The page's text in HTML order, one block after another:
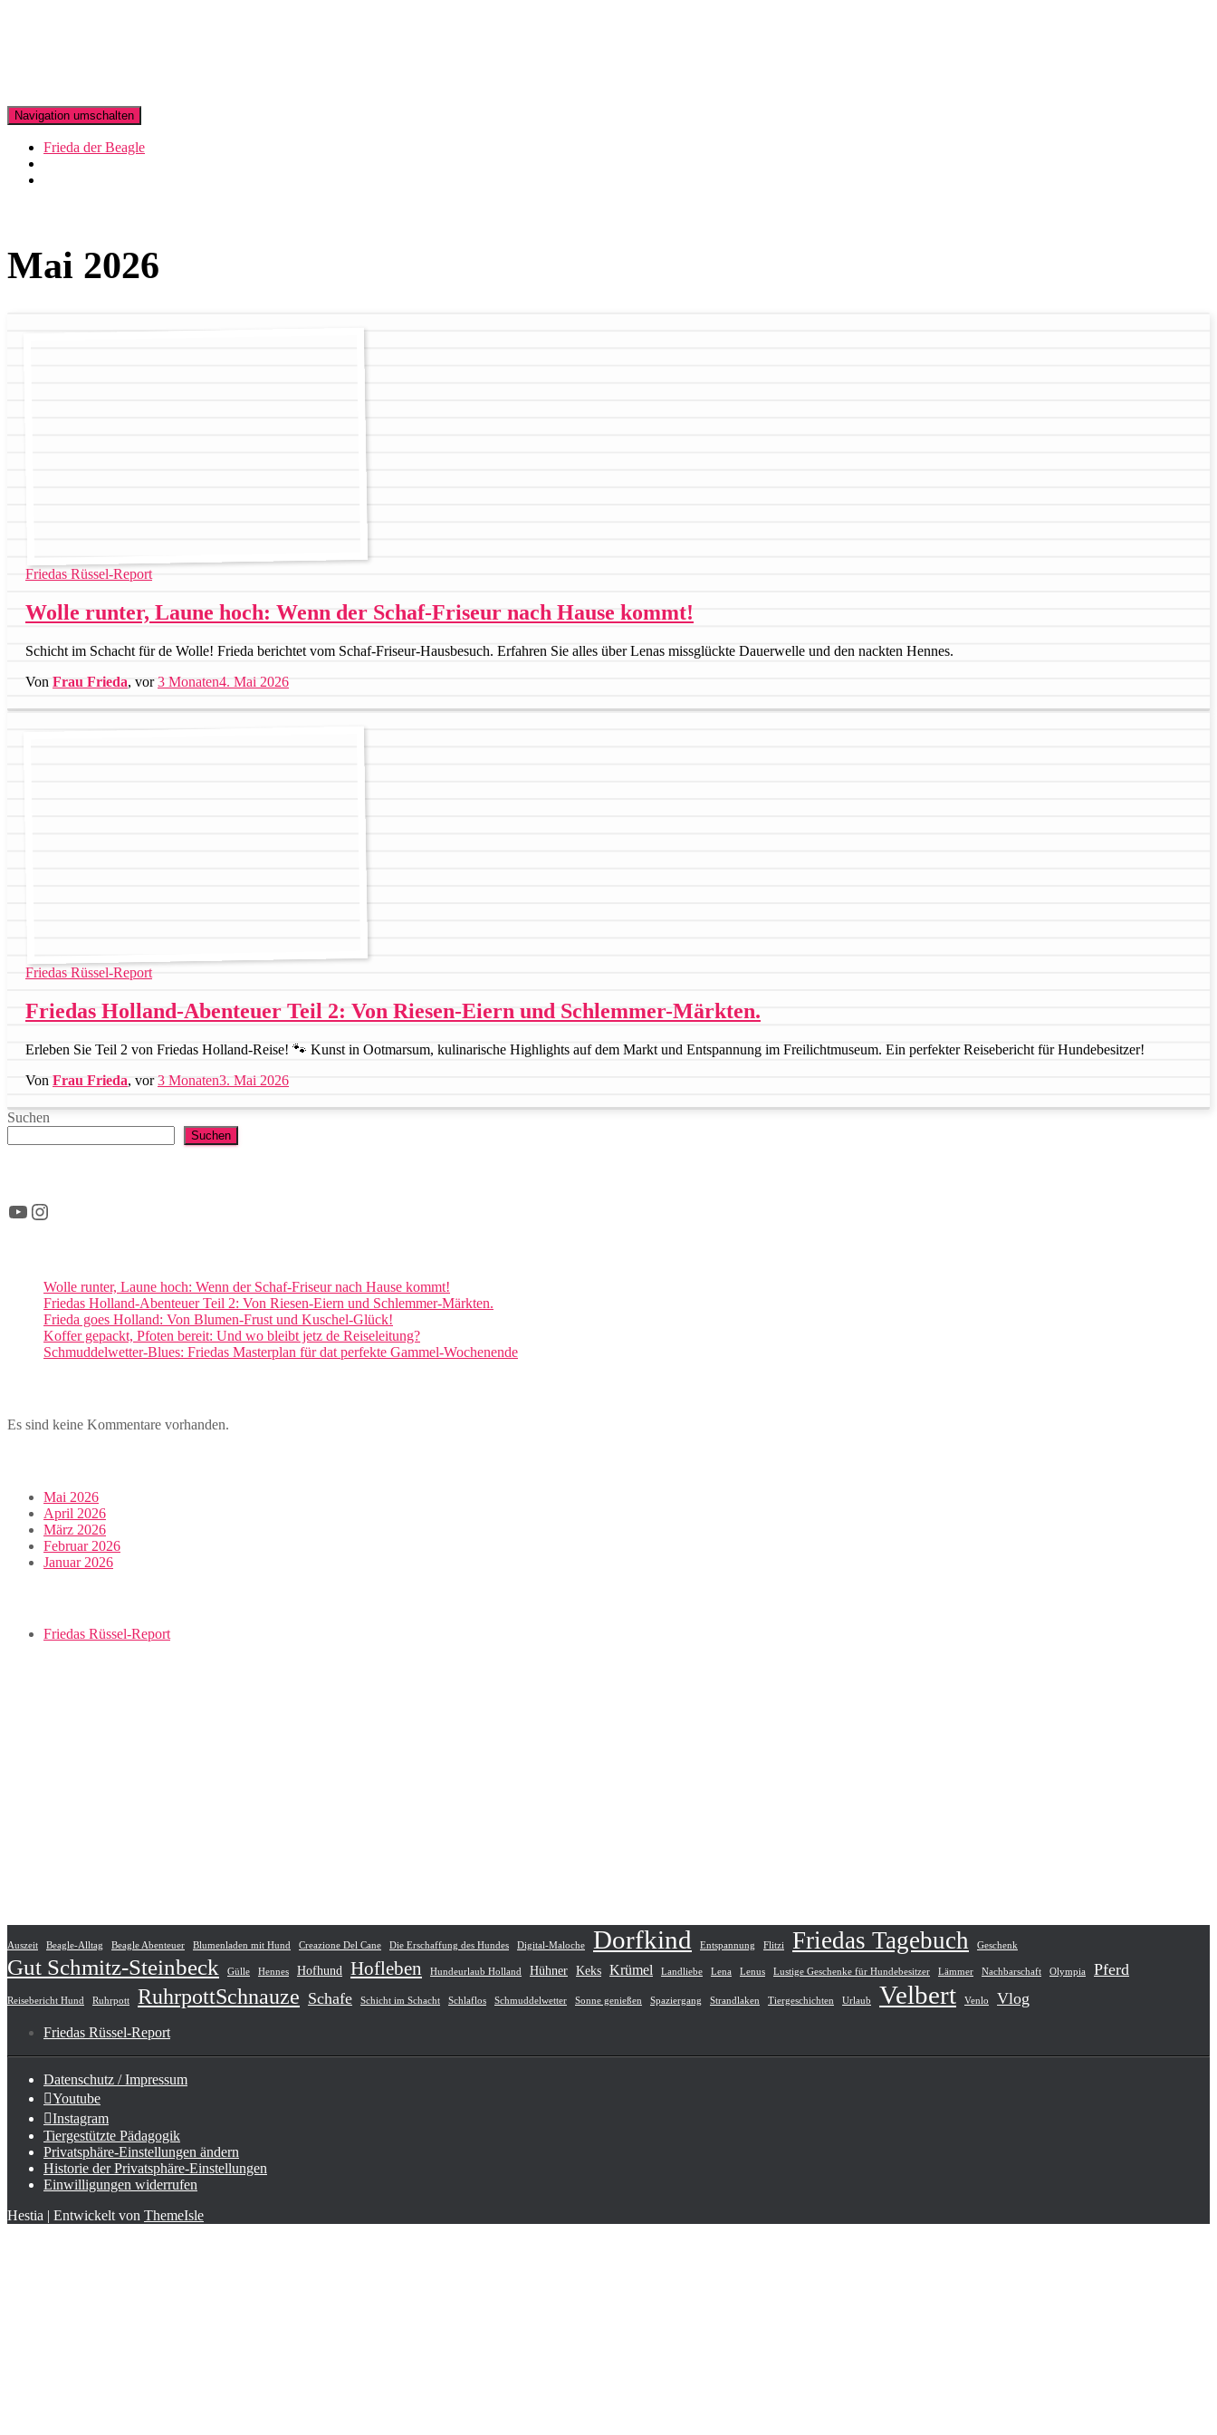
Navigation umschalten
Frieda der Beagle
Mai 2026
Friedas Rüssel-Report
Wolle runter, Laune hoch: Wenn der Schaf-Friseur nach Hause kommt!
Schicht im Schacht für de Wolle! Frieda berichtet vom Schaf-Friseur-Hausbesuch. Erfahren Sie alles über Lenas missglückte Dauerwelle und den nackten Hennes.
Von Frau Frieda, vor3 Monaten4. Mai 2026
Friedas Rüssel-Report
Friedas Holland-Abenteuer Teil 2: Von Riesen-Eiern und Schlemmer-Märkten.
Erleben Sie Teil 2 von Friedas Holland-Reise! 🐾 Kunst in Ootmarsum, kulinarische Highlights auf dem Markt und Entspannung im Freilichtmuseum. Ein perfekter Reisebericht für Hundebesitzer!
Von Frau Frieda, vor3 Monaten3. Mai 2026
Suchen
Suchen
YouTube
Instagram
Wolle runter, Laune hoch: Wenn der Schaf-Friseur nach Hause kommt!
Friedas Holland-Abenteuer Teil 2: Von Riesen-Eiern und Schlemmer-Märkten.
Frieda goes Holland: Von Blumen-Frust und Kuschel-Glück!
Koffer gepackt, Pfoten bereit: Und wo bleibt jetz de Reiseleitung?
Schmuddelwetter-Blues: Friedas Masterplan für dat perfekte Gammel-Wochenende
Es sind keine Kommentare vorhanden.
Mai 2026
April 2026
März 2026
Februar 2026
Januar 2026
Friedas Rüssel-Report
Auszeit Beagle-Alltag Beagle Abenteuer Blumenladen mit Hund Creazione Del Cane Die Erschaffung des Hundes Digital-Maloche Dorfkind Entspannung Flitzi Friedas Tagebuch Geschenk
Gut Schmitz-Steinbeck Gülle Hennes Hofhund Hofleben Hundeurlaub Holland Hühner Keks Krümel Landliebe Lena Lenus Lustige Geschenke für Hundebesitzer Lämmer Nachbarschaft Olympia Pferd
Reisebericht Hund Ruhrpott RuhrpottSchnauze Schafe Schicht im Schacht Schlaflos Schmuddelwetter Sonne genießen Spaziergang Strandlaken Tiergeschichten Urlaub Velbert Venlo Vlog
Friedas Rüssel-Report
Datenschutz / Impressum
Youtube
Instagram
Tiergestützte Pädagogik
Privatsphäre-Einstellungen ändern
Historie der Privatsphäre-Einstellungen
Einwilligungen widerrufen
Hestia | Entwickelt von ThemeIsle